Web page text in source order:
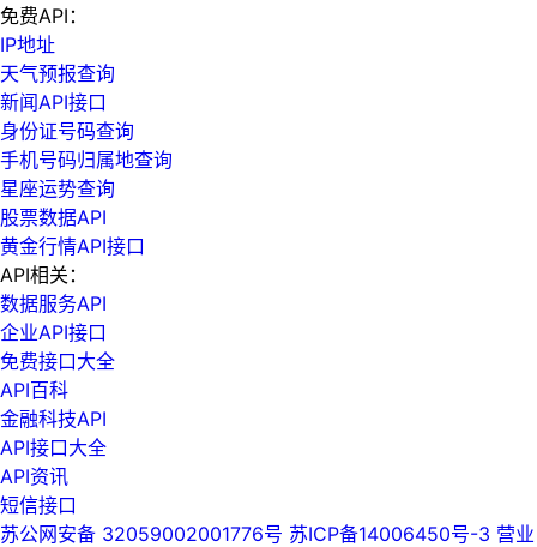
免费API：
IP地址
天气预报查询
新闻API接口
身份证号码查询
手机号码归属地查询
星座运势查询
股票数据API
黄金行情API接口
API相关：
数据服务API
企业API接口
免费接口大全
API百科
金融科技API
API接口大全
API资讯
短信接口
苏公网安备 32059002001776号 苏ICP备14006450号-3 营业